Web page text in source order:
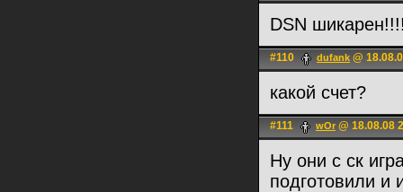
DSN
#110 dufank @
какой счет?
#111 wOr @ 18.08.08
Ну они с ск
подготовили и